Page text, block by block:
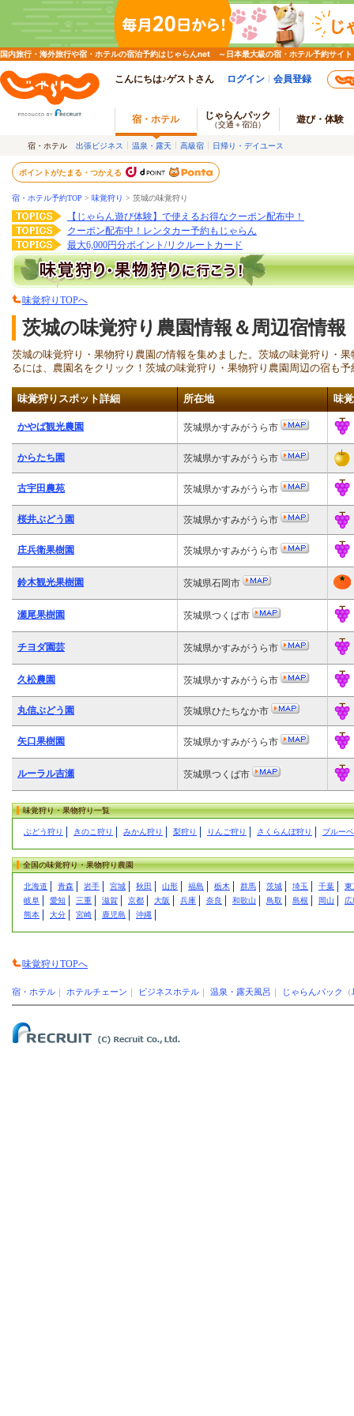
国内旅行・海外旅行や宿・ホテルの宿泊予約はじゃらんnet ～日本最大級の宿・ホテル予約サイト
こんにちは♪ゲストさん ログイン 会員登録
宿・ホテル じゃらんパック
（交通＋宿泊） 遊び・体験
宿・ホテル 出張ビジネス 温泉・露天 高級宿 日帰り・デイユース
ポイントがたまる・つかえる
宿・ホテル予約TOP > 味覚狩り > 茨城の味覚狩り
【じゃらん遊び体験】で使えるお得なクーポン配布中！
クーポン配布中！レンタカー予約もじゃらん
最大6,000円分ポイント/リクルートカード
味覚狩りTOPへ
茨城の味覚狩り農園情報＆周辺宿情報
茨城の味覚狩り・果物狩り農園の情報を集めました。茨城の味覚狩り・
るには、農園名をクリック！茨城の味覚狩り・果物狩り農園周辺の宿も予
味覚狩りスポット詳細 所在地 味
かやば観光農園 茨城県かすみがうら市
からたち園 茨城県かすみがうら市
古宇田農苑 茨城県かすみがうら市
桜井ぶどう園 茨城県かすみがうら市
庄兵衛果樹園 茨城県かすみがうら市
鈴木観光果樹園 茨城県石岡市
瀬尾果樹園 茨城県つくば市
チヨダ園芸 茨城県かすみがうら市
久松農園 茨城県かすみがうら市
丸信ぶどう園 茨城県ひたちなか市
矢口果樹園 茨城県かすみがうら市
ルーラル吉瀬 茨城県つくば市
味覚狩り・果物狩り一覧
ぶどう狩り きのこ狩り みかん狩り 梨狩り りんご狩り さくらんぼ狩り ブルー
全国の味覚狩り・果物狩り農園
北海道 青森 岩手 宮城 秋田 山形 福島 栃木 群馬 茨城 埼玉 千葉
東
岐阜
愛知 三重 滋賀 京都 大阪 兵庫 奈良 和歌山 鳥取 島根 岡山
広
熊本
大分 宮崎 鹿児島 沖縄
味覚狩りTOPへ
宿・ホテル ホテルチェーン ビジネスホテル 温泉・露天風呂 じゃらんパック （